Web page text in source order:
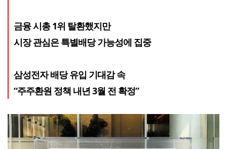
금융 시총 1위 탈환했지만
시장 관심은 특별배당 가능성에 집중
삼성전자 배당 유입 기대감 속
“주주환원 정책 내년 3월 전 확정”